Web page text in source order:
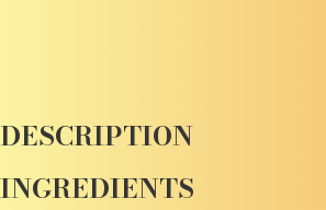
DESCRIPTION
INGREDIENTS